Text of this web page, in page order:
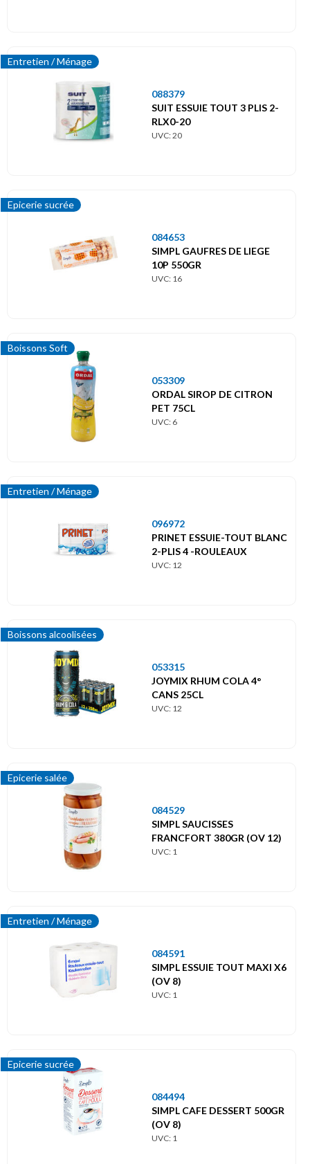
Entretien / Ménage
088379
SUIT ESSUIE TOUT 3 PLIS 2-
RLX0-20
UVC: 20
Epicerie sucrée
084653
SIMPL GAUFRES DE LIEGE
10P 550GR
UVC: 16
Boissons Soft
053309
ORDAL SIROP DE CITRON
PET 75CL
UVC: 6
Entretien / Ménage
096972
PRINET ESSUIE-TOUT BLANC
2-PLIS 4 -ROULEAUX
UVC: 12
Boissons alcoolisées
053315
JOYMIX RHUM COLA 4°
CANS 25CL
UVC: 12
Epicerie salée
084529
SIMPL SAUCISSES
FRANCFORT 380GR (OV 12)
UVC: 1
Entretien / Ménage
084591
SIMPL ESSUIE TOUT MAXI X6
(OV 8)
UVC: 1
Epicerie sucrée
084494
SIMPL CAFE DESSERT 500GR
(OV 8)
UVC: 1